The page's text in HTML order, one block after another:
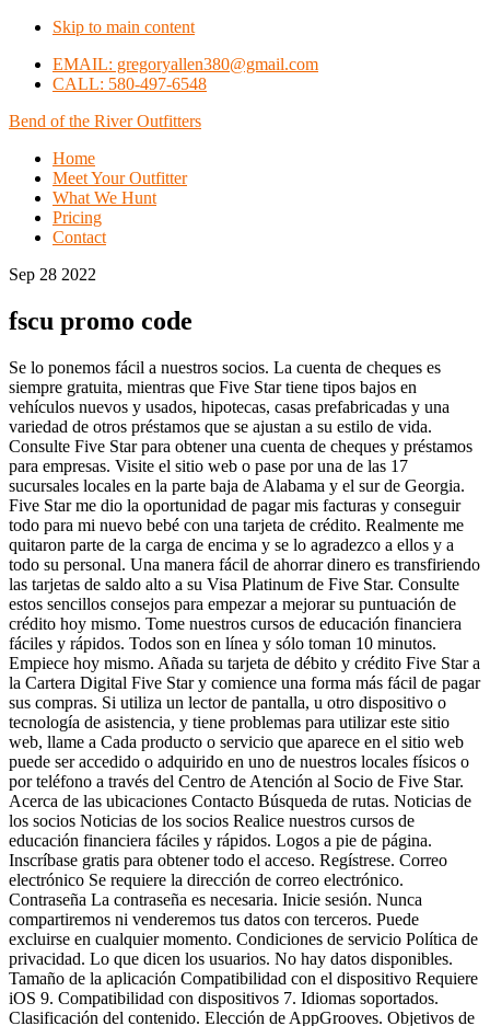
Skip to main content
EMAIL: gregoryallen380@gmail.com
CALL: 580-497-6548
Bend of the River Outfitters
Home
Meet Your Outfitter
What We Hunt
Pricing
Contact
Sep 28 2022
fscu promo code
Se lo ponemos fácil a nuestros socios. La cuenta de cheques es
siempre gratuita, mientras que Five Star tiene tipos bajos en
vehículos nuevos y usados, hipotecas, casas prefabricadas y una
variedad de otros préstamos que se ajustan a su estilo de vida.
Consulte Five Star para obtener una cuenta de cheques y préstamos
para empresas. Visite el sitio web o pase por una de las 17
sucursales locales en la parte baja de Alabama y el sur de Georgia.
Five Star me dio la oportunidad de pagar mis facturas y conseguir
todo para mi nuevo bebé con una tarjeta de crédito. Realmente me
quitaron parte de la carga de encima y se lo agradezco a ellos y a
todo su personal. Una manera fácil de ahorrar dinero es transfiriendo
las tarjetas de saldo alto a su Visa Platinum de Five Star. Consulte
estos sencillos consejos para empezar a mejorar su puntuación de
crédito hoy mismo. Tome nuestros cursos de educación financiera
fáciles y rápidos. Todos son en línea y sólo toman 10 minutos.
Empiece hoy mismo. Añada su tarjeta de débito y crédito Five Star a
la Cartera Digital Five Star y comience una forma más fácil de pagar
sus compras. Si utiliza un lector de pantalla, u otro dispositivo o
tecnología de asistencia, y tiene problemas para utilizar este sitio
web, llame a Cada producto o servicio que aparece en el sitio web
puede ser accedido o adquirido en uno de nuestros locales físicos o
por teléfono a través del Centro de Atención al Socio de Five Star.
Acerca de las ubicaciones Contacto Búsqueda de rutas. Noticias de
los socios Noticias de los socios Realice nuestros cursos de
educación financiera fáciles y rápidos. Logos a pie de página.
Inscríbase gratis para obtener todo el acceso. Regístrese. Correo
electrónico Se requiere la dirección de correo electrónico.
Contraseña La contraseña es necesaria. Inicie sesión. Nunca
compartiremos ni venderemos tus datos con terceros. Puede
excluirse en cualquier momento. Condiciones de servicio Política de
privacidad. Lo que dicen los usuarios. No hay datos disponibles.
Tamaño de la aplicación Compatibilidad con el dispositivo Requiere
iOS 9. Compatibilidad con dispositivos 7. Idiomas soportados.
Clasificación del contenido. Elección de AppGrooves. Objetivos de